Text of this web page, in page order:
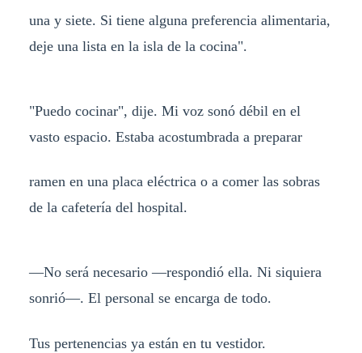
una y siete. Si tiene alguna preferencia alimentaria,
deje una lista en la isla de la cocina".
"Puedo cocinar", dije. Mi voz sonó débil en el
vasto espacio. Estaba acostumbrada a preparar
ramen en una placa eléctrica o a comer las sobras
de la cafetería del hospital.
—No será necesario —respondió ella. Ni siquiera
sonrió—. El personal se encarga de todo.
Tus pertenencias ya están en tu vestidor.